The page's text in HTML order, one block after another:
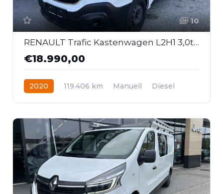
10
RENAULT Trafic Kastenwagen L2H1 3,0t dCi 120
€18.990,00
2020 119.406 km Manuell
Diesel